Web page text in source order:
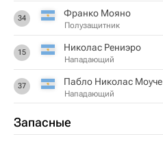
34 Франко Мояно
Полузащитник
15 Николас Рениэро
Нападающий
37 Пабло Николас Моуче
Нападающий
Запасные